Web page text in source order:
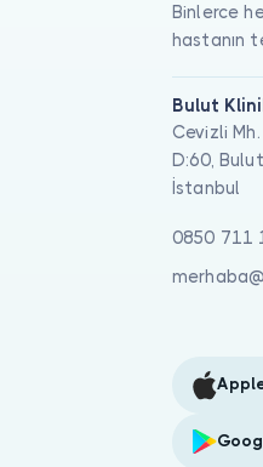
Binlerce
hastanın
Bulut
Cevizli
D:60,
İstanbul
0850 711